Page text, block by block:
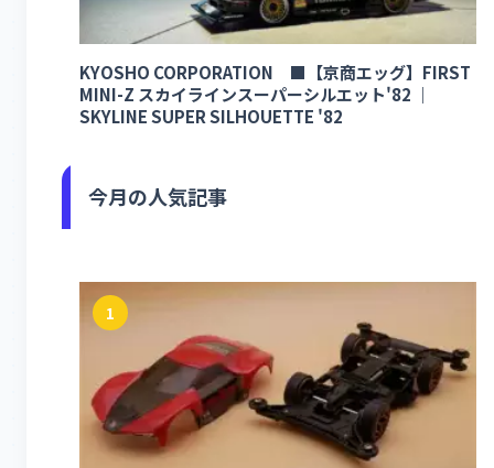
KYOSHO CORPORATION ■【京商エッグ】FIRST
MINI-Z スカイラインスーパーシルエット'82 ｜
SKYLINE SUPER SILHOUETTE '82
今月の人気記事
1